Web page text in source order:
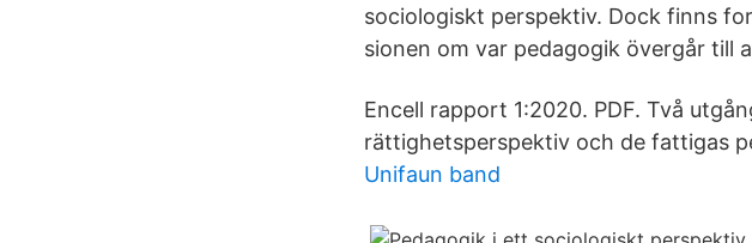
sociologiskt perspektiv. Dock finns
sionen om var pedagogik övergår till
Encell rapport 1:2020. PDF. Två
rättighetsperspektiv och de fattigas
Unifaun band